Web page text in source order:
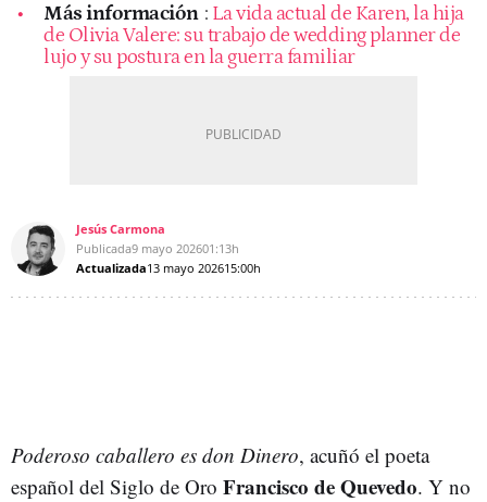
Más información : La vida actual de Karen, la hija
de Olivia Valere: su trabajo de wedding planner de
lujo y su postura en la guerra familiar
Jesús Carmona
Publicada9 mayo 202601:13h
Actualizada13 mayo 202615:00h
Poderoso caballero es don Dinero, acuñó el poeta
español del Siglo de Oro Francisco de Quevedo. Y no